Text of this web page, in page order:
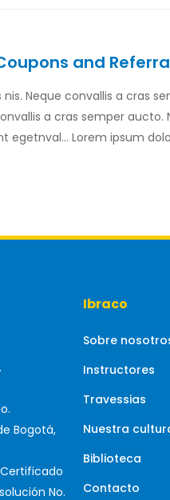
and
Neque convallis a cras
a cras semper aucto.
egetnval… Lorem ipsum
Bogotá,
Certificado
No.
Ibraco
Sobre
Instructores
Travessias
Nuestra
Biblioteca
Contacto